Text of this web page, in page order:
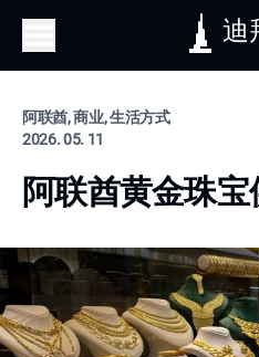
迪
阿联酋, 商业, 生活方式
2026. 05. 11
阿联酋黄金珠